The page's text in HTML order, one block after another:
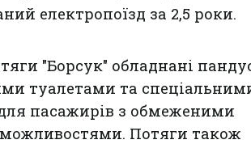
електропоїзд за 2,5 роки.
"Борсук" обладнані
туалетами та
пасажирів з обмеженими
Потяги також